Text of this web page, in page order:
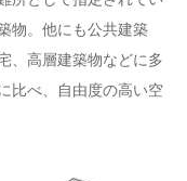
物。他にも公共建築
、高層建築物などに多
比べ、自由度の高い空